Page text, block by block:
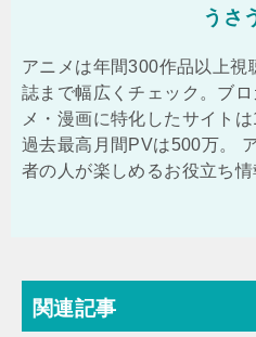
うさ
アニメは年間300作品以上視
誌まで幅広くチェック。ブ
メ・漫画に特化したサイト
過去最高月間PVは500万。
者の人が楽しめるお役立ち情
関連記事